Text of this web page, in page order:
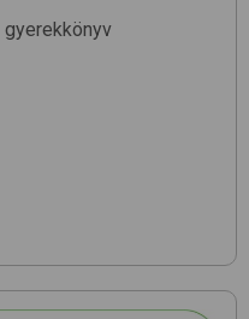
gyerekkönyv